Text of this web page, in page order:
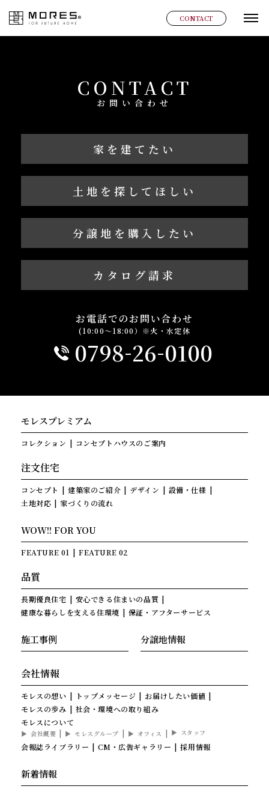
MORES CONTACT グ
CONTACT
お問い合わせ
家を建てたい
土地を探してほしい
分譲地を購入したい
カタログ請求
お電話でのお問い合わせ
(10:00～18:00）※火・水定休
0798-26-0100
モレスプレミアム
コレクション コンセプトハウスのご案内
注文住宅
コンセプト 建築家のご紹介 デザイン
設備・仕様
土地対応
家づくりの流れ
WOW!! FOR YOU
FEATURE 01 FEATURE 02
品質
長期優良住宅
安心できる住まいの品質
健康な暮らしを支える住環境
保証・アフターサービス
施工事例 分譲地情報
会社情報
モレスの想い トップメッセージ
お届けしたい価値
モレスの歩み
社会・環境への取り組み
モレスについて
会社概要 モレスグループ オフィス スタッフ
会報誌ライブラリー CM・広告ギャラリー 採用情報
新着情報